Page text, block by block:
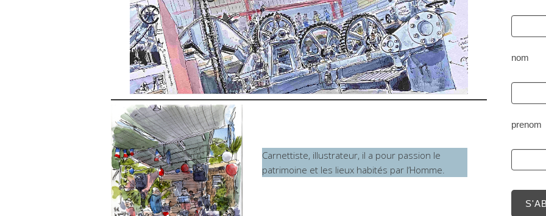
Carnettiste, illustrateur, il a pour passion le
patrimoine et les lieux habités par l’Homme.
nom
prenom